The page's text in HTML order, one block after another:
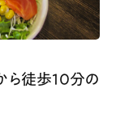
ら徒歩10分の